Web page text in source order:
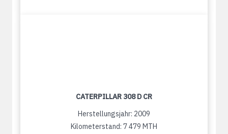
CATERPILLAR 308 D CR
Herstellungsjahr: 2009
Kilometerstand: 7 479 MTH